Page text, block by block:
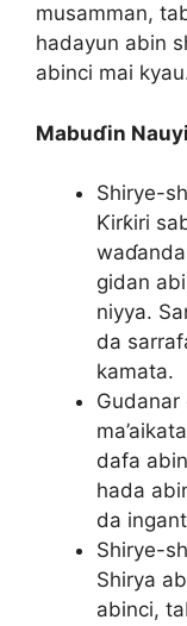
musamman,
hadayun abin
abinci mai
Mabuɗin
Shirye-
Ƙirƙiri
gidan
niyya.
da
kamata.
Gudanar
dafa
hada
da
Shirye-
Shirya
abinci,